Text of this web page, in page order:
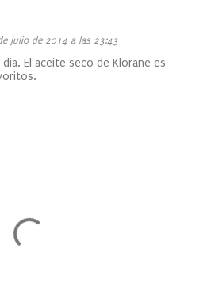
julio de 2014 a las 23:43
El aceite seco de Klorane es